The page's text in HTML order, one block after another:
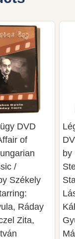
DVD
of
/
Székely
Ráday
Zita,
by